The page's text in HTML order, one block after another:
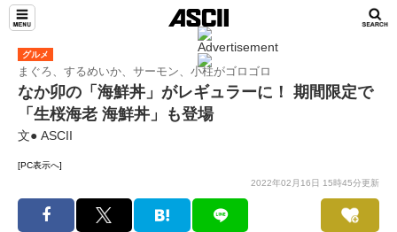
グルメ
まぐろ、するめいか、サーモン、小柱がゴロゴロ
なか卯の「海鮮丼」がレギュラーに！ 期間限定で
「生桜海老 海鮮丼」も登場
文● ASCII
[PC表示へ]
2022年02月16日 15時45分更新